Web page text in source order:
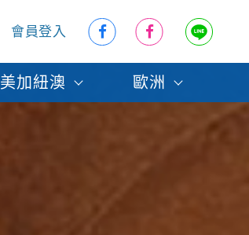
會員登入
美加紐澳 歐洲